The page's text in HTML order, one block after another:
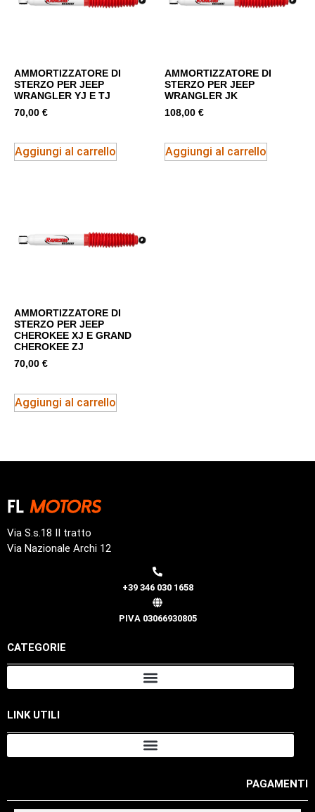
AMMORTIZZATORE DI
STERZO PER JEEP
WRANGLER YJ E TJ
70,00 €
Aggiungi al carrello
AMMORTIZZATORE DI
STERZO PER JEEP
WRANGLER JK
108,00 €
Aggiungi al carrello
AMMORTIZZATORE DI
STERZO PER JEEP
CHEROKEE XJ E GRAND
CHEROKEE ZJ
70,00 €
Aggiungi al carrello
Via S.s.18 II tratto
Via Nazionale Archi 12
+39 346 030 1658
PIVA 03066930805
CATEGORIE
LINK UTILI
PAGAMENTI